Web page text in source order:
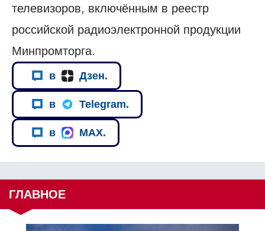
телевизоров, включённым в реестр
российской радиоэлектронной продукции
Минпромторга.
в Дзен.
в Telegram.
в MAX.
ГЛАВНОЕ